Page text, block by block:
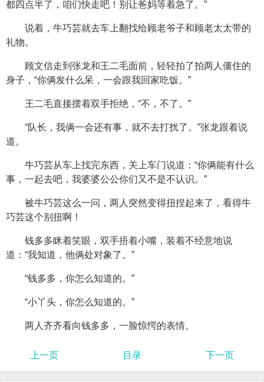
都四点半了，咱们快走吧！别让爸妈等着急了。”
说着，牛巧芸就去车上翻找给顾老爷子和顾老太太带的
礼物。
顾文信走到张龙和王二毛面前，轻轻拍了拍两人僵住的
身子，“你俩发什么呆，一会跟我回家吃饭。”
王二毛直接摆着双手拒绝，“不，不了。”
“队长，我俩一会还有事，就不去打扰了。”张龙跟着说
道。
牛巧芸从车上找完东西，关上车门说道：“你俩能有什么
事，一起去吧，我婆婆公公你们又不是不认识。”
被牛巧芸这么一问，两人突然变得扭捏起来了，看得牛
巧芸这个别扭啊！
钱多多眯着笑眼，双手捂着小嘴，装着不经意地说
道：“我知道，他俩处对象了。”
“钱多多，你怎么知道的。”
“小丫头，你怎么知道的。”
两人齐齐看向钱多多，一脸惊愕的表情。
上一页 目录 下一页